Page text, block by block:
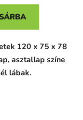
120 x 75 x 78
asztallap színe
lábak.